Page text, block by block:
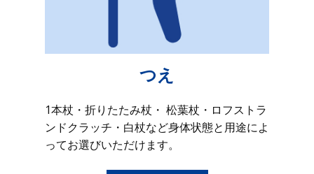
つえ
1本杖・折りたたみ杖・ 松葉杖・ロフストラ
ンドクラッチ・白杖など身体状態と用途によ
ってお選びいただけます。